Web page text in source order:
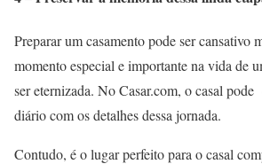
Preparar um casamento pode ser cansativo
momento especial e importante na vida de
ser eternizada. No Casar.com, o casal
diário com os detalhes dessa jornada.
Contudo, é o lugar perfeito para o casal